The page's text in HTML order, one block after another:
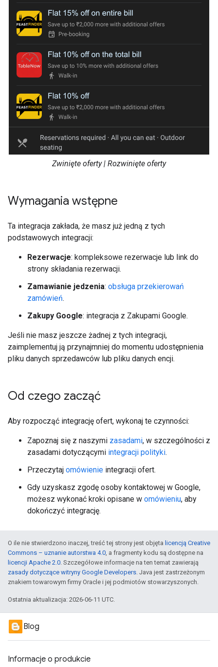
Zwinięte oferty | Rozwinięte oferty
Wymagania wstępne
Ta integracja zakłada, że masz już jedną z tych
podstawowych integracji:
Rezerwacje: kompleksowe rezerwacje lub link do
strony składania rezerwacji.
Zamawianie jedzenia: obsługa przekierowań
zamówień.
Zakupy Google: integracja z Zakupami Google.
Jeśli nie masz jeszcze żadnej z tych integracji,
zaimplementuj ją przynajmniej do momentu udostępnienia
pliku danych sprzedawców lub pliku danych encji.
Od czego zacząć
Aby rozpocząć integrację ofert, wykonaj te czynności:
Zapoznaj się z naszymi zasadami, w szczególności z
zasadami dotyczącymi integracji polityki.
Przeczytaj omówienie integracji ofert.
Gdy uzyskasz zgodę osoby kontaktowej w Google,
możesz wykonać kroki opisane w omówieniu, aby
dokończyć integrację.
O ile nie stwierdzono inaczej, treść tej strony jest objęta licencją Creative
Commons – uznanie autorstwa 4.0, a fragmenty kodu są dostępne na
licencji Apache 2.0. Szczegółowe informacje na ten temat zawierają
zasady dotyczące witryny Google Developers. Java jest zastrzeżonym
znakiem towarowym firmy Oracle i jej podmiotów stowarzyszonych.
Ostatnia aktualizacja: 2026-06-11 UTC.
Blog
Informacje o produkcie